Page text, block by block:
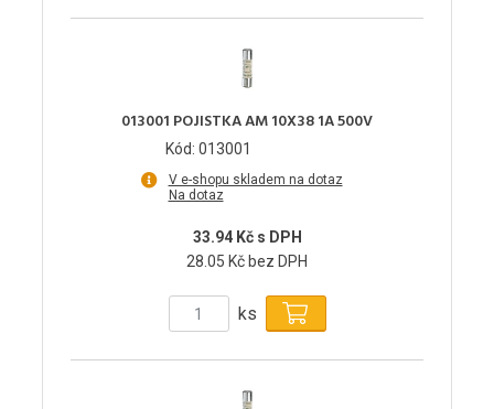
013001 POJISTKA AM 10X38 1A 500V
Kód: 013001
V e-shopu skladem na dotaz
Na dotaz
33.94 Kč s DPH
28.05 Kč bez DPH
ks